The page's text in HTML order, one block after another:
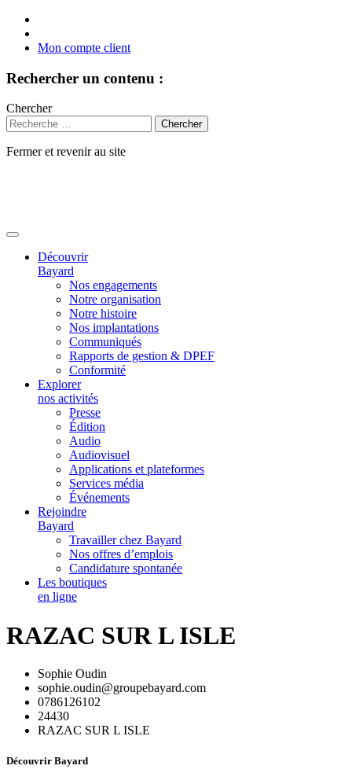
Mon compte client
Rechercher un contenu :
Chercher
Fermer et revenir au site
Découvrir
Bayard
Nos engagements
Notre organisation
Notre histoire
Nos implantations
Communiqués
Rapports de gestion & DPEF
Conformité
Explorer
nos activités
Presse
Édition
Audio
Audiovisuel
Applications et plateformes
Services média
Événements
Rejoindre
Bayard
Travailler chez Bayard
Nos offres d’emplois
Candidature spontanée
Les boutiques
en ligne
RAZAC SUR L ISLE
Sophie Oudin
sophie.oudin@groupebayard.com
0786126102
24430
RAZAC SUR L ISLE
Découvrir Bayard